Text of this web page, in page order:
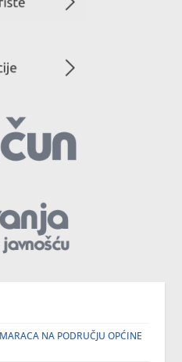
NA PODRUČJU OPĆINE